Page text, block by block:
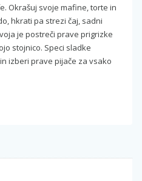
Okrašuj svoje mafine, torte in
hkrati pa strezi čaj, sadni
je postreči prave prigrizke
stojnico. Speci sladke
izberi prave pijače za vsako